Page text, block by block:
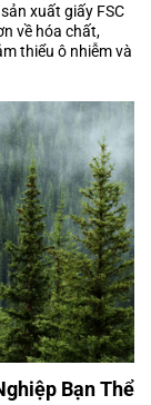
xuất giấy FSC
về hóa chất,
thiểu ô nhiễm và
Bạn Thể